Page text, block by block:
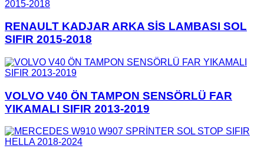
RENAULT KADJAR ARKA SİS LAMBASI SOL
SIFIR 2015-2018
VOLVO V40 ÖN TAMPON SENSÖRLÜ FAR
YIKAMALI SIFIR 2013-2019